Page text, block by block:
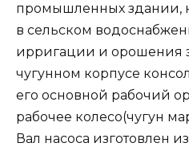
промышленных здании,
в сельском
ирригации и орошения
чугунном корпусе
его основной рабочий
рабочее колесо(чугун
Вал насоса изготовлен